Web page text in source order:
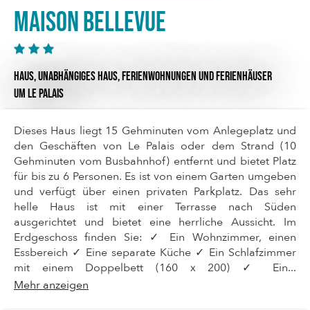
Maison Bellevue
HAUS,UNABHÄNGIGES HAUS,FERIENWOHNUNGEN UND FERIENHÄUSER
UM LE PALAIS
Dieses Haus liegt 15 Gehminuten vom Anlegeplatz und
den Geschäften von Le Palais oder dem Strand (10
Gehminuten vom Busbahnhof) entfernt und bietet Platz
für bis zu 6 Personen. Es ist von einem Garten umgeben
und verfügt über einen privaten Parkplatz. Das sehr
helle Haus ist mit einer Terrasse nach Süden
ausgerichtet und bietet eine herrliche Aussicht. Im
Erdgeschoss finden Sie: ✓ Ein Wohnzimmer, einen
Essbereich ✓ Eine separate Küche ✓ Ein Schlafzimmer
mit einem Doppelbett (160 x 200) ✓ Ein...
Mehr anzeigen